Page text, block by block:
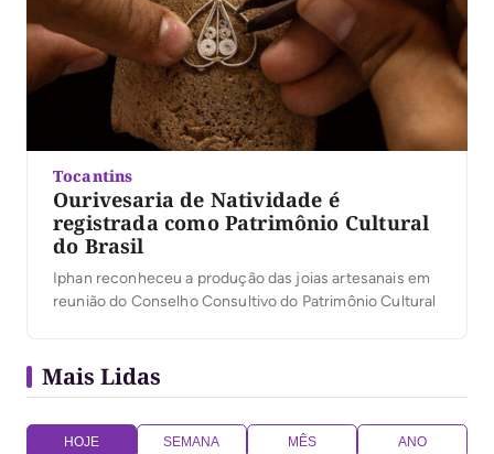
Tocantins
Ourivesaria de Natividade é
registrada como Patrimônio Cultural
do Brasil
Iphan reconheceu a produção das joias artesanais em
reunião do Conselho Consultivo do Patrimônio Cultural
Mais Lidas
HOJE SEMANA MÊS ANO